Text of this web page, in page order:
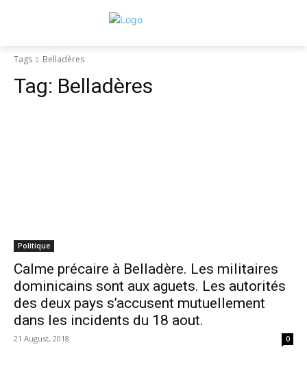
Tags Belladères
Tag: Belladères
Politique
Calme précaire à Belladère. Les militaires
dominicains sont aux aguets. Les autorités
des deux pays s’accusent mutuellement
dans les incidents du 18 aout.
21 August, 2018 0